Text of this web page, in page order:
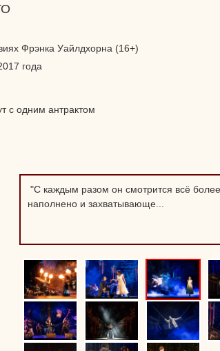
Фрэнка Уайлдхорна (16+)
года
с одним антрактом
"С каждым разом он смотрится всё
наполнено и захватывающе...